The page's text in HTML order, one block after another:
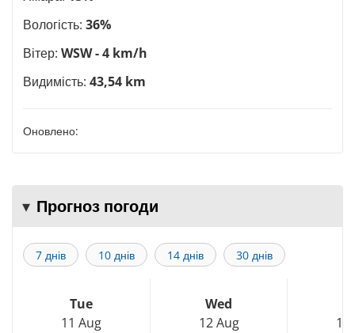
Вологість: 36%
Вітер: WSW - 4 km/h
Видимість: 43,54 km
Оновлено:
Прогноз погоди
7 днів 10 днів 14 днів 30 днів
Tue
11 Aug
Wed
12 Aug
13